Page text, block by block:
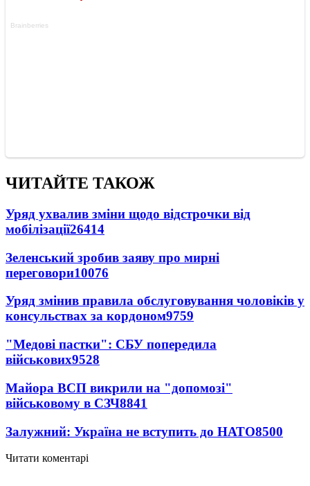
ЧИТАЙТЕ ТАКОЖ
Уряд ухвалив зміни щодо відстрочки від
мобілізації26414
Зеленський зробив заяву про мирні
переговори10076
Уряд змінив правила обслуговування чоловіків у
консульствах за кордоном9759
"Медові пастки": СБУ попередила
військових9528
Майора ВСП викрили на "допомозі"
військовому в СЗЧ8841
Залужний: Україна не вступить до НАТО8500
Читати коментарі